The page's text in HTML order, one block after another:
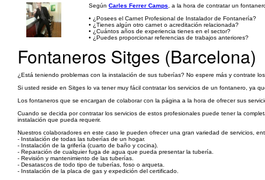
Según Carles Ferrer Camps, a la hora de contratar un
• ¿Posees el Carnet Profesional de Instalador de Fontanería?
• ¿Tienes algún otro carnet o acreditación relacionada?
• ¿Cuántos años de experiencia tienes en el sector?
• ¿Puedes proporcionar referencias de trabajos anteriores?
Fontaneros Sitges (Barcelona)
¿Está teniendo problemas con la instalación de sus tuberías? No espere más y contrate
Si usted reside en Sitges lo va tener muy fácil contratar los servicios de un fontanero, ya
Los fontaneros que se encargan de colaborar con la página a la hora de ofrecer sus
Cuando se decida por contratar los servicios de estos profesionales puede tener la
instalación que pueda requerir.
Nuestros colaboradores en este caso le pueden ofrecer una gran variedad de servicios,
- Instalación de todas las tuberías de un hogar.
- Instalación de la grifería (cuarto de baño y cocina).
- Reparación de cualquier fuga de agua que pueda presentar la tubería.
- Revisión y mantenimiento de las tuberías.
- Desatascos de todo tipo de tuberías, foso o arqueta.
- Instalación de la placa de gas y expedición del certificado.